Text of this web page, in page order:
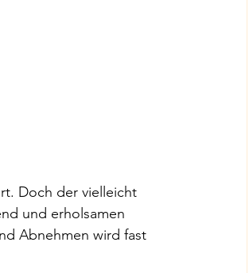
Doch der vielleicht
und erholsamen
Abnehmen wird fast